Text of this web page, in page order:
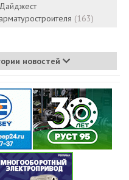
Дайджест
арматуростроителя (163)
новостей